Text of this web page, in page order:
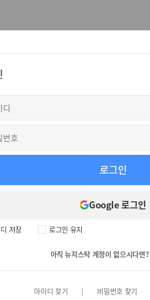
로그인
Google 로그인
저장 로그인 유지
아직 뉴지스탁 계정이 없으시다면?
아이디 찾기 | 비밀번호 찾기